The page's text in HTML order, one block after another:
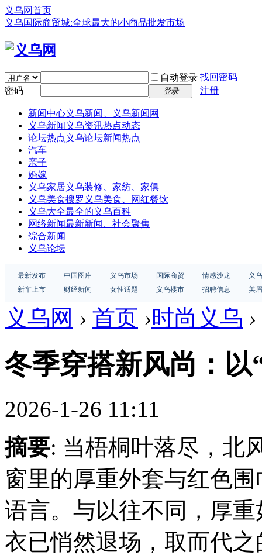
义乌网首页
义乌国际商贸城:全球最大的小商品批发市场
自动登录 找回密码
密码
登录 注册
新闻中心义乌新闻、义乌新闻网
义乌新闻 义乌资讯热点动态
论坛热点 义乌论坛新闻热点
汽车
亲子
婚嫁
义乌家居义乌装修、家纺、家俱
义乌美食搜罗义乌美食、网红餐饮
义乌大全最全的义乌百科
网络新闻最新新闻、社会聚焦
综合新闻
义乌论坛
最新发布 中国图库 义乌市场 国际商贸 情感沙龙
义
新车上市
财经新闻 女性话题 义乌楼市 招聘信息 美
义乌网 › 首页 ›时尚义乌 ›
冬季穿搭新风尚：
2026-1-26 11:11
摘要: 当梧桐叶落尽，北
窗里的厚重外套与红色
语言。与以往不同，厚
衣已悄然退场，取而代